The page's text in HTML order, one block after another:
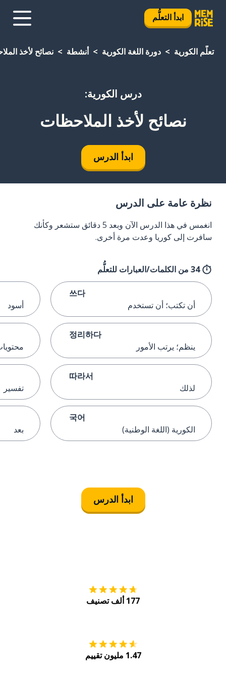
ابدأ التعلُّم
تعلَّم الكورية دورة اللغة الكورية أنشطة نصائح لأخذ
درس الكورية:
نصائح لأخذ الملاحظات
ابدأ الدرس
نظرة عامة على الدرس
انغمس في هذا الدرس الآن وبعد 5 دقائق ستشعر وكأنك
سافرت إلى كوريا وعدت مرة أخرى.
34 من الكلمات/العبارات للتعلُّم
쓰다
أن تكتب؛ أن تستخدم
정리하다
ينظم؛ يرتب الأمور
따라서
لذلك
국어
الكورية (اللغة الوطنية)
أسود
تفسير
بعد
ابدأ الدرس
177 ألف تصنيف
1.47 مليون تقييم